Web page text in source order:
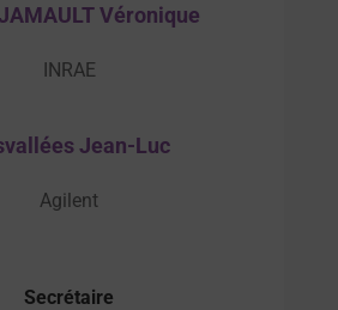
Véronique
INRAE
Jean-Luc
Agilent
Secrétaire